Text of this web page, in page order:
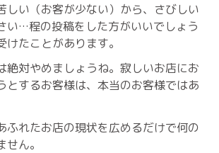
しい（お客が少ない）から、さびしい
い…程の投稿をした方がいいでしょう
けたことがあります。
絶対やめましょうね。寂しいお店にお
とするお客様は、本当のお客様ではあ
ふれたお店の現状を広めるだけで何の
ん。